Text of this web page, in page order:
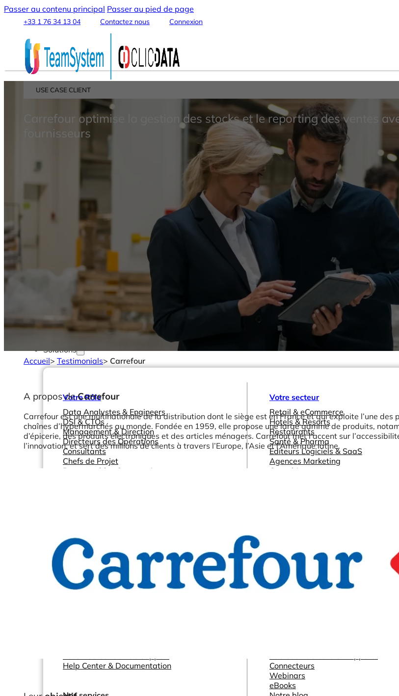
Passer au contenu principal Passer au pied de page
+33 1 76 34 13 04 Contactez nous Connexion
Intégration & Connexion des Données
Transformation & Traitement des Données
Data Streaming et Sharing
Tableaux de Bord & Rapports
Automatisation & Alertes
et plus encore...
Use Cases
Performance & Scalabilité
Sécurité & Certifications
ClicData en Marque Blanche
Embedded Analytics
AI-Powered
Développer avec ClicData
Solutions
Votre Rôle
Data Analystes & Engineers
DSI & CTOs
Management & Direction
Directeurs des Opérations
Consultants
Chefs de Projet
Responsables Commerciaux
Votre secteur
Retail & eCommerce
Hotels & Resorts
Restaurants
Santé & Pharma
Editeurs Logiciels & SaaS
Agences Marketing
Consulting
Help Center & Documentation
Connecteurs
Webinars
eBooks
USE CASE CLIENT
Carrefour optimise la gestion des stocks et le reporting des ventes
fournisseurs
Accueil> Testimonials> Carrefour
A propos deCarrefour
Carrefour est une multinationale de la distribution dont le siège est en France et qui exploite l’une des
chaînes d’hypermarchés au monde. Fondée en 1959, elle propose une large gamme de produits,
d’épicerie, des produits électroniques et des articles ménagers. Carrefour met l’accent sur
l’innovation, et sert des millions de clients à travers l’Europe, l’Asie et l’Amérique latine.